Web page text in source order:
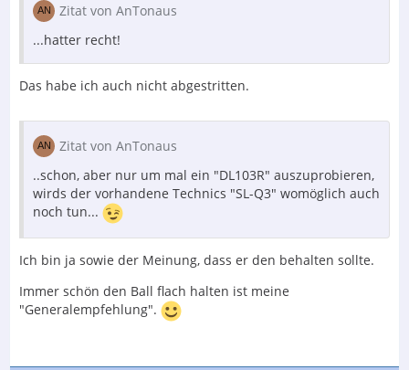
Zitat von AnTonaus
...hatter recht!
Das habe ich auch nicht abgestritten.
Zitat von AnTonaus
..schon, aber nur um mal ein "DL103R" auszuprobieren,
wirds der vorhandene Technics "SL-Q3" womöglich auch
noch tun...
Ich bin ja sowie der Meinung, dass er den behalten sollte.
Immer schön den Ball flach halten ist meine
"Generalempfehlung".